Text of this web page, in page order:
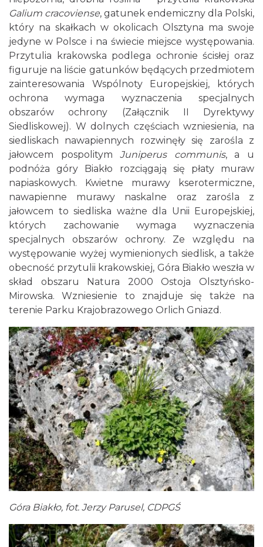
Galium cracoviense, gatunek endemiczny dla Polski,
który na skałkach w okolicach Olsztyna ma swoje
jedyne w Polsce i na świecie miejsce występowania.
Przytulia krakowska podlega ochronie ścisłej oraz
figuruje na liście gatunków będących przedmiotem
zainteresowania Wspólnoty Europejskiej, których
ochrona wymaga wyznaczenia specjalnych
obszarów ochrony (Załącznik II Dyrektywy
Siedliskowej). W dolnych częściach wzniesienia, na
siedliskach nawapiennych rozwinęły się zarośla z
jałowcem pospolitymJuniperus communis, a u
podnóża góry Biakło rozciągają się płaty muraw
napiaskowych. Kwietne murawy kserotermiczne,
nawapienne murawy naskalne oraz zarośla z
jałowcem to siedliska ważne dla Unii Europejskiej,
których zachowanie wymaga wyznaczenia
specjalnych obszarów ochrony. Ze względu na
występowanie wyżej wymienionych siedlisk, a także
obecność przytulii krakowskiej, Góra Biakło weszła w
skład obszaru Natura 2000 Ostoja Olsztyńsko-
Mirowska. Wzniesienie to znajduje się także na
terenie Parku Krajobrazowego Orlich Gniazd.
Góra Biakło, fot. Jerzy Parusel, CDPGŚ